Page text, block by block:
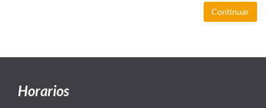
Continuar
Horarios